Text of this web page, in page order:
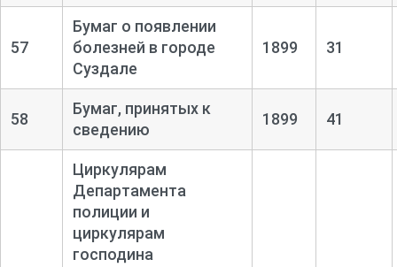
57
Бумаг о появлении
болезней в городе
Суздале
1899 31
58
Бумаг, принятых к
сведению
1899 41
Циркулярам
Департамента
полиции и
циркулярам
господина